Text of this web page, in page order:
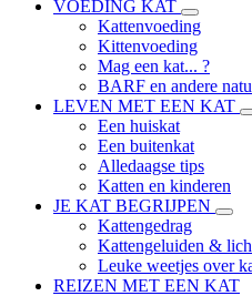
VOEDING KAT
Kattenvoeding
Kittenvoeding
Mag een kat... ?
BARF en andere
LEVEN MET EEN KAT
Een huiskat
Een buitenkat
Alledaagse tips
Katten en kinderen
JE KAT BEGRIJPEN
Kattengedrag
Kattengeluiden &
Leuke weetjes over
REIZEN MET EEN KAT